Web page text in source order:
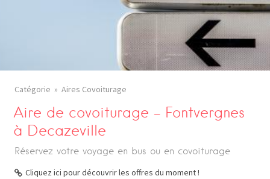
Catégorie Aires Covoiturage
Aire de covoiturage – Fontvergnes
à Decazeville
Réservez votre voyage en bus ou en covoiturage
Cliquez ici pour découvrir les offres du moment !